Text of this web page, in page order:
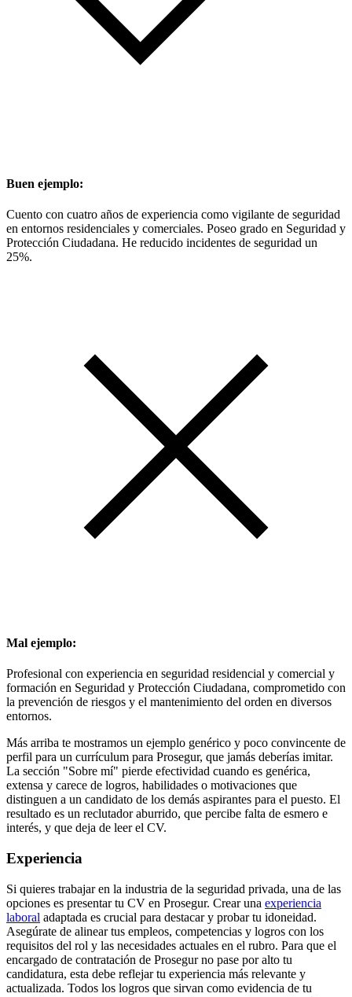
Buen ejemplo:
Cuento con cuatro años de experiencia como vigilante de seguridad
en entornos residenciales y comerciales. Poseo grado en Seguridad y
Protección Ciudadana. He reducido incidentes de seguridad un
25%.
Mal ejemplo:
Profesional con experiencia en seguridad residencial y comercial y
formación en Seguridad y Protección Ciudadana, comprometido con
la prevención de riesgos y el mantenimiento del orden en diversos
entornos.
Más arriba te mostramos un ejemplo genérico y poco convincente de
perfil para un currículum para Prosegur, que jamás deberías imitar.
La sección "Sobre mí" pierde efectividad cuando es genérica,
extensa y carece de logros, habilidades o motivaciones que
distinguen a un candidato de los demás aspirantes para el puesto. El
resultado es un reclutador aburrido, que percibe falta de esmero e
interés, y que deja de leer el CV.
Experiencia
Si quieres trabajar en la industria de la seguridad privada, una de las
opciones es presentar tu CV en Prosegur. Crear una experiencia
laboral adaptada es crucial para destacar y probar tu idoneidad.
Asegúrate de alinear tus empleos, competencias y logros con los
requisitos del rol y las necesidades actuales en el rubro. Para que el
encargado de contratación de Prosegur no pase por alto tu
candidatura, esta debe reflejar tu experiencia más relevante y
actualizada. Todos los logros que sirvan como evidencia de tu